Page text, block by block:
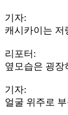
기자:
캐시카이는 저
리포터:
옆모습은 굉장
기자:
얼굴 위주로